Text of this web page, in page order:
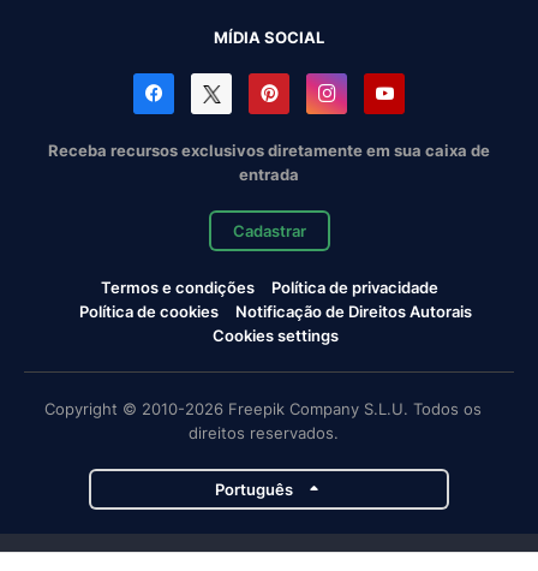
MÍDIA SOCIAL
Receba recursos exclusivos diretamente em sua caixa de
entrada
Cadastrar
Termos e condições
Política de privacidade
Política de cookies
Notificação de Direitos Autorais
Cookies settings
Copyright © 2010-2026 Freepik Company S.L.U. Todos os
direitos reservados.
Português